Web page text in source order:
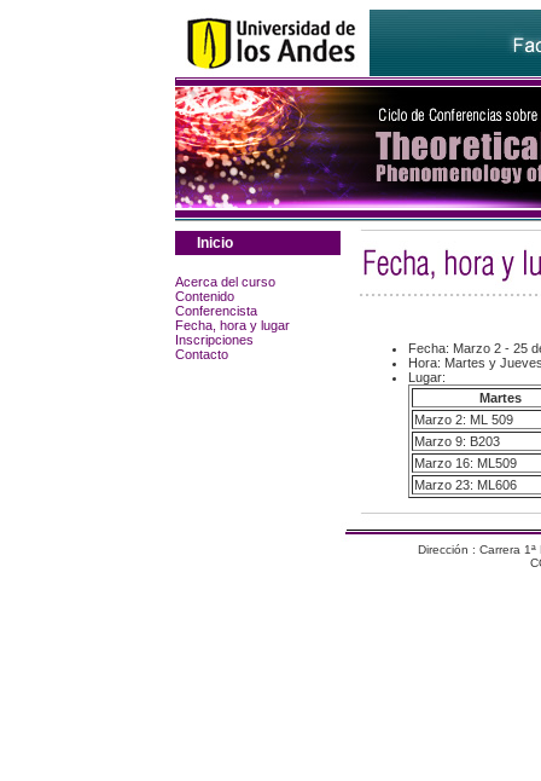
Inicio
Acerca del curso
Contenido
Conferencista
Fecha, hora y lugar
Inscripciones
Contacto
Fecha: Marzo 2 - 25
Hora: Martes y
Lugar:
Martes
Marzo 2: ML 509
Marzo 9: B203
Marzo 16: ML509
Marzo 23: ML606
Dirección : Carrera